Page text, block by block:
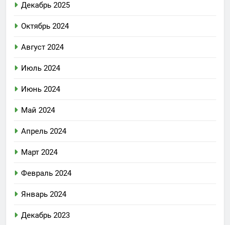
Декабрь 2025
Октябрь 2024
Август 2024
Июль 2024
Июнь 2024
Май 2024
Апрель 2024
Март 2024
Февраль 2024
Январь 2024
Декабрь 2023